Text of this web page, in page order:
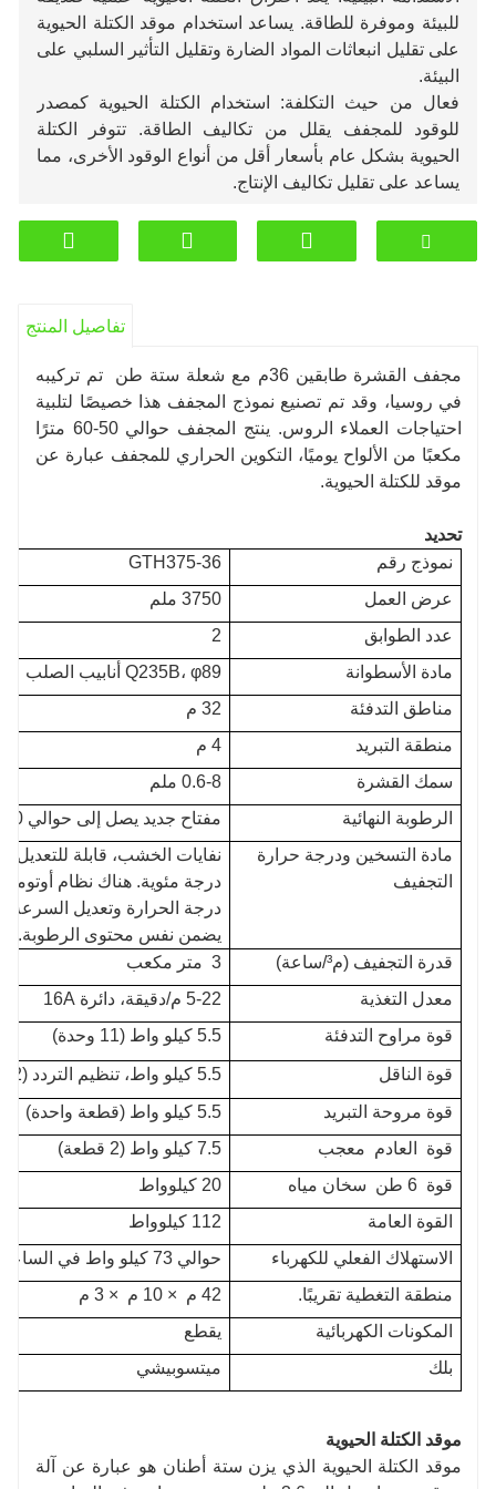
للبيئة وموفرة للطاقة. يساعد استخدام موقد الكتلة الحيوية
على تقليل انبعاثات المواد الضارة وتقليل التأثير السلبي على
البيئة.
فعال من حيث التكلفة: استخدام الكتلة الحيوية كمصدر
للوقود للمجفف يقلل من تكاليف الطاقة. تتوفر الكتلة
الحيوية بشكل عام بأسعار أقل من أنواع الوقود الأخرى، مما
يساعد على تقليل تكاليف الإنتاج.
تفاصيل المنتج
مجفف القشرة طابقين 36م مع شعلة ستة طن
تم تركيبه
في روسيا، وقد تم تصنيع نموذج المجفف هذا خصيصًا لتلبية
احتياجات العملاء الروس. ينتج المجفف حوالي 50-60 مترًا
مكعبًا من الألواح يوميًا، التكوين الحراري للمجفف عبارة عن
موقد للكتلة الحيوية.
تحديد
نموذج رقم
GTH375-36
عرض العمل
3750 ملم
عدد الطوابق
2
مادة الأسطوانة
Q235B، φ89 أنابيب الصلب
مناطق التدفئة
32 م
منطقة التبريد
4 م
سمك القشرة
0.6-8 ملم
الرطوبة النهائية
مفتاح جديد يصل إلى حوالي 10%
مادة التسخين ودرجة حرارة
التجفيف
درجة مئوية. هناك نظام
درجة الحرارة وتعديل
يضمن نفس محتوى الرطوبة.
قدرة التجفيف (م³/ساعة)
3 متر مكعب
معدل التغذية
5-22 م/دقيقة، دائرة 16A
قوة مراوح التدفئة
5.5 كيلو واط (11 وحدة)
قوة الناقل
5.5 كيلو واط، تنظيم التردد (2 قطعة)
قوة مروحة التبريد
5.5 كيلو واط (قطعة واحدة)
قوة
العادم معجب
7.5 كيلو واط (2 قطعة)
قوة 6 طن سخان مياه
20 كيلوواط
القوة العامة
112 كيلوواط
الاستهلاك الفعلي للكهرباء
حوالي 73 كيلو واط في الساعة
منطقة التغطية تقريبًا.
42 م × 10 م
× 3 م
المكونات الكهربائية
يقطع
بلك
ميتسوبيشي
موقد الكتلة الحيوية
موقد الكتلة الحيوية الذي يزن ستة أطنان هو عبارة عن آلة